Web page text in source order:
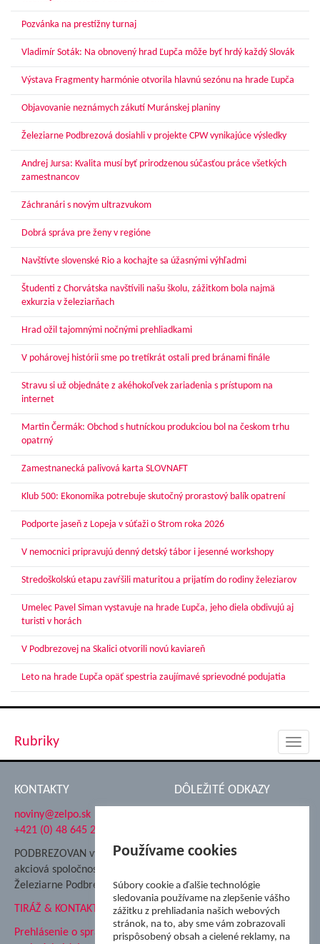
Pozvánka na prestížny turnaj
Vladimír Soták: Na obnovený hrad Ľupča môže byť hrdý každý Slovák
Výstava Fragmenty harmónie otvorila hlavnú sezónu na hrade Ľupča
Objavovanie neznámych zákutí Muránskej planiny
Železiarne Podbrezová dosiahli v projekte CPW vynikajúce výsledky
Andrej Jursa: Kvalita musí byť prirodzenou súčasťou práce všetkých
zamestnancov
Záchranári s novým ultrazvukom
Dobrá správa pre ženy v regióne
Navštívte slovenské Rio a kochajte sa úžasnými výhľadmi
Študenti z Chorvátska navštívili našu školu, zážitkom bola najmä
exkurzia v železiarňach
Hrad ožil tajomnými nočnými prehliadkami
V pohárovej histórii sme po tretíkrát ostali pred bránami finále
Stravu si už objednáte z akéhokoľvek zariadenia s prístupom na
internet
Martin Čermák: Obchod s hutníckou produkciou bol na českom trhu
opatrný
Zamestnanecká palivová karta SLOVNAFT
Klub 500: Ekonomika potrebuje skutočný prorastový balík opatrení
Podporte jaseň z Lopeja v súťaži o Strom roka 2026
V nemocnici pripravujú denný detský tábor i jesenné workshopy
Stredoškolskú etapu zavŕšili maturitou a prijatím do rodiny železiarov
Umelec Pavel Siman vystavuje na hrade Ľupča, jeho diela obdivujú aj
turisti v horách
V Podbrezovej na Skalici otvorili novú kaviareň
Leto na hrade Ľupča opäť spestria zaujímavé sprievodné podujatia
Rubriky
KONTAKTY
noviny@zelpo.sk
+421 (0) 48 645 2711
PODBREZOVAN vydáva
akciová spoločnosť
Železiarne Podbrezová
TIRÁŽ & KONTAKT
Prehlásenie o spracovaní
DÔLEŽITÉ ODKAZY
Nadácia Železiarne
ŽP Informatika s.r.o.
ŠK Železiarne Podbrezová
Tále a.s.
Používame cookies
Súbory cookie a ďalšie technológie
sledovania používame na zlepšenie vášho
zážitku z prehliadania našich webových
stránok, na to, aby sme vám zobrazovali
prispôsobený obsah a cielené reklamy, na